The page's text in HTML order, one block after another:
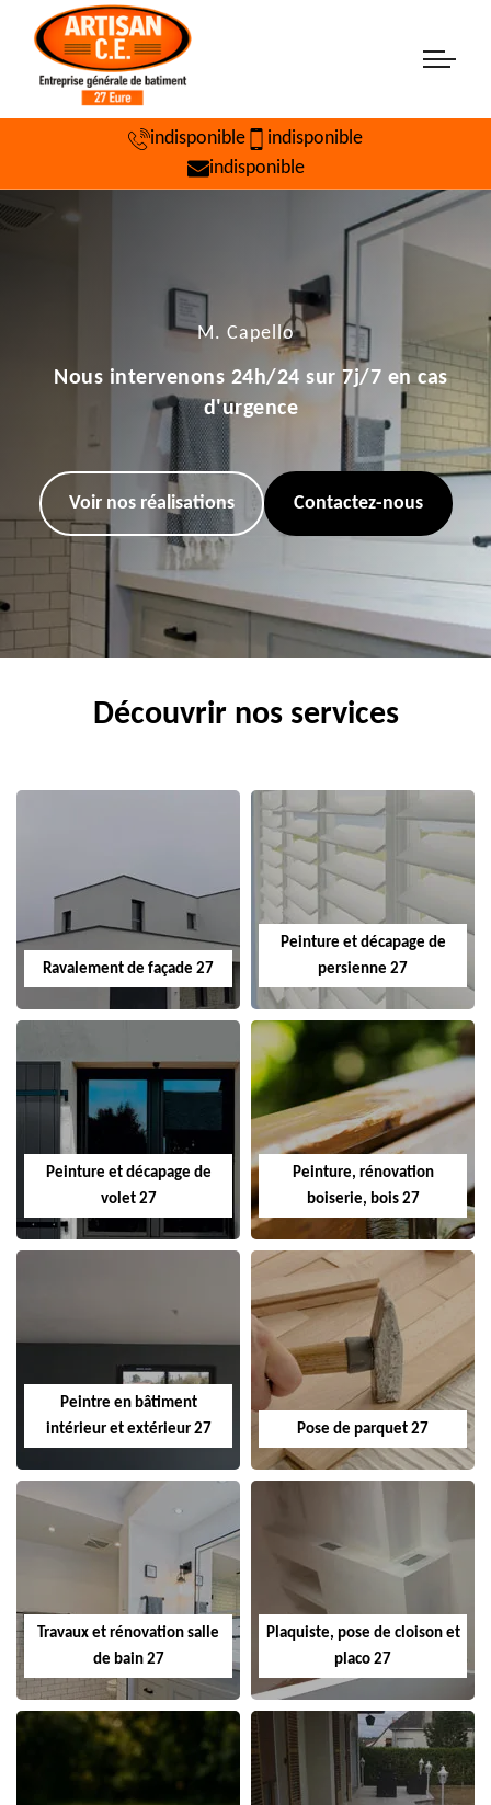
indisponible
indisponible
indisponible
M. Capello
Nous intervenons 24h/24 sur 7j/7 en cas
d'urgence
Voir nos réalisations Contactez-nous
Découvrir nos services
Ravalement de façade 27
Peinture et décapage de
persienne 27
Peinture et décapage de
volet 27
Peinture, rénovation
boiserie, bois 27
Peintre en bâtiment
intérieur et extérieur 27
Pose de parquet 27
Travaux et rénovation salle
de bain 27
Plaquiste, pose de cloison et
placo 27